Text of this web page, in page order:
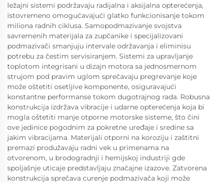
ležajni sistemi podržavaju radijalna i aksijalna opterećenja,
istovremeno omogućavajući glatko funkcionisanje tokom
miliona radnih ciklusa. Samopodmazivanje svojstva
savremenih materijala za zupčanike i specijalizovani
podmazivači smanjuju intervale održavanja i eliminisu
potrebu za čestim servisiranjem. Sistemi za upravljanje
toplotom integrisani u dizajn motora sa jednosmernom
strujom pod pravim uglom sprečavaju pregrevanje koje
može oštetiti osetljive komponente, osiguravajući
konstantne performanse tokom dugotrajnog rada. Robusna
konstrukcija izdržava vibracije i udarne opterećenja koja bi
mogla oštetiti manje otporne motorske sisteme, što čini
ove jedinice pogodnim za pokretne uređaje i sredine sa
jakim vibracijama. Materijali otporni na koroziju i zaštitni
premazi produžavaju radni vek u primenama na
otvorenom, u brodogradnji i hemijskoj industriji gde
spoljašnje uticaje predstavljaju značajne izazove. Zatvorena
konstrukcija sprečava curenje podmazivača koji može